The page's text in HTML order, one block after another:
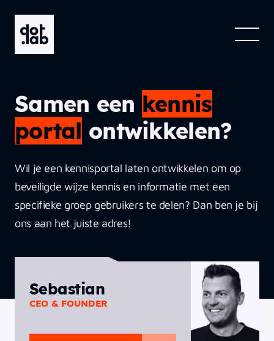
Samen een kennis
portal ontwikkelen?
Wil je een kennisportal laten ontwikkelen om op
beveiligde wijze kennis en informatie met een
specifieke groep gebruikers te delen? Dan ben je bij
ons aan het juiste adres!
Sebastian
CEO & FOUNDER